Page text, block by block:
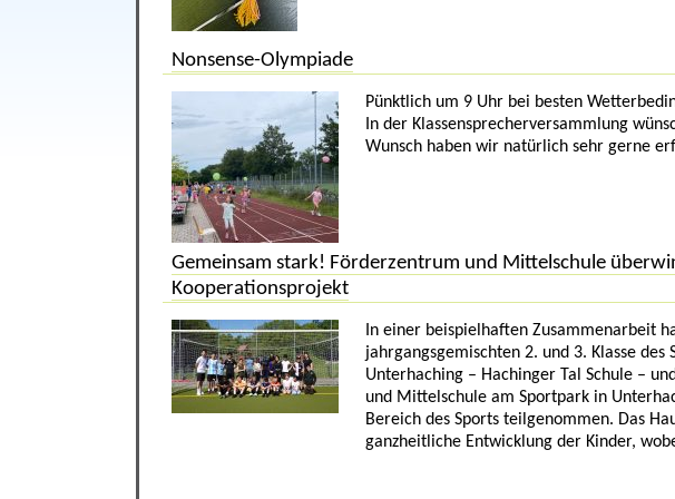
Nonsense-Olympiade
Pünktlich um 9 Uhr bei besten
In der Klassensprecherversammlung
Wunsch haben wir natürlich sehr gerne
Gemeinsam stark! Förderzentrum und Mittelschule
Kooperationsprojekt
In einer beispielhaften Zusammenarbeit
jahrgangsgemischten 2. und 3. Klasse
Unterhaching – Hachinger Tal Schule –
und Mittelschule am Sportpark in
Bereich des Sports teilgenommen. Das
ganzheitliche Entwicklung der Kinder,